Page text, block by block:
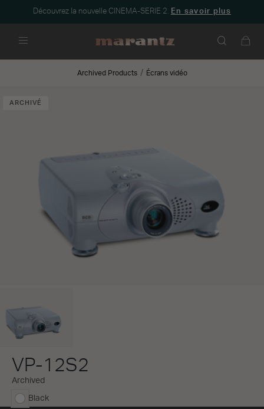
Découvrez la nouvelle CINEMA-SERIE 2. En savoir plus
Archived Products Écrans vidéo
ARCHIVÉ
VP-12S2
Archived
sélectionné
Black